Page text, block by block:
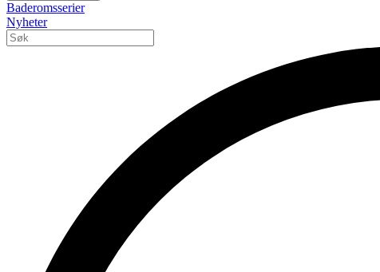
Baderomsserier
Nyheter